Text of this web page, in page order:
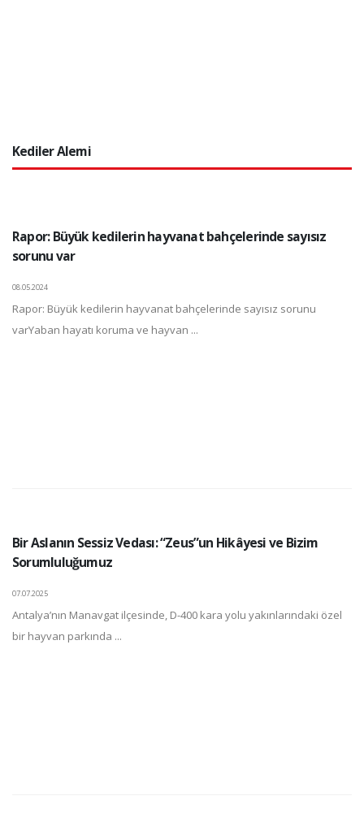
Kediler Alemi
Rapor: Büyük kedilerin hayvanat bahçelerinde sayısız
sorunu var
08.05.2024
Rapor: Büyük kedilerin hayvanat bahçelerinde sayısız sorunu
varYaban hayatı koruma ve hayvan ...
Bir Aslanın Sessiz Vedası: “Zeus”un Hikâyesi ve Bizim
Sorumluluğumuz
07.07.2025
Antalya’nın Manavgat ilçesinde, D-400 kara yolu yakınlarındaki özel
bir hayvan parkında ...